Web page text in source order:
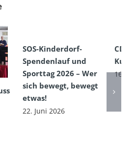
SOS-Kinderdorf-
Spendenlauf und
Sporttag 2026 – Wer
sich bewegt, bewegt
etwas!
22. Juni 2026
CDSC
16.